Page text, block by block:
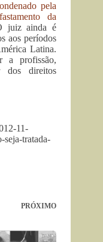
pela
da
juiz ainda é
aos períodos
Latina.
a profissão,
dos direitos
11-
seja-tratada-
PRÓXIMO